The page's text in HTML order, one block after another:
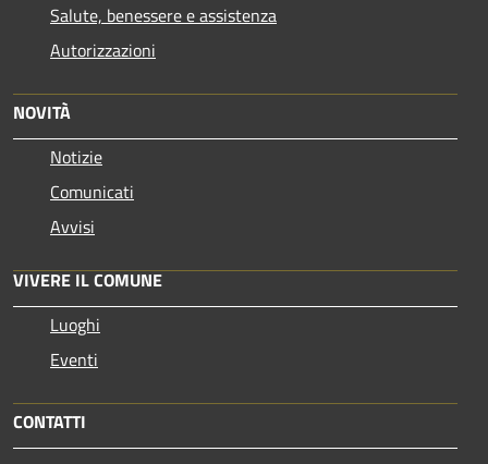
Salute, benessere e assistenza
Autorizzazioni
NOVITÀ
Notizie
Comunicati
Avvisi
VIVERE IL COMUNE
Luoghi
Eventi
CONTATTI